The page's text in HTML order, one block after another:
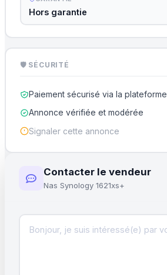
Hors garantie
🛡 SÉCURITÉ
Paiement sécurisé via la plateforme
Annonce vérifiée et modérée
Signaler cette annonce
Contacter le vendeur
Nas Synology 1621xs+